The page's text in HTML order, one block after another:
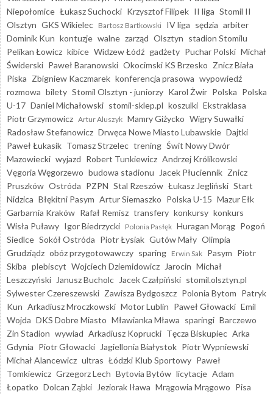
Niepołomice Łukasz Suchocki Krzysztof Filipek II liga Stomil II
Olsztyn GKS Wikielec Bartosz Bartkowski IV liga sędzia arbiter
Dominik Kun kontuzje walne zarząd Olsztyn stadion Stomilu
Pelikan Łowicz kibice Widzew Łódź gadżety Puchar Polski Michał
Świderski Paweł Baranowski Okocimski KS Brzesko Znicz Biała
Piska Zbigniew Kaczmarek konferencja prasowa wypowiedź
rozmowa bilety Stomil Olsztyn - juniorzy Karol Żwir Polska Polska
U-17 Daniel Michałowski stomil-sklep.pl koszulki Ekstraklasa
Piotr Grzymowicz Artur Aluszyk Mamry Giżycko Wigry Suwałki
Radosław Stefanowicz Drwęca Nowe Miasto Lubawskie Dajtki
Paweł Łukasik Tomasz Strzelec trening Świt Nowy Dwór
Mazowiecki wyjazd Robert Tunkiewicz Andrzej Królikowski
Vęgoria Węgorzewo budowa stadionu Jacek Płuciennik Znicz
Pruszków Ostróda PZPN Stal Rzeszów Łukasz Jegliński Start
Nidzica Błękitni Pasym Artur Siemaszko Polska U-15 Mazur Ełk
Garbarnia Kraków Rafał Remisz transfery konkursy konkurs
Wisła Puławy Igor Biedrzycki Polonia Pasłęk Huragan Morąg Pogoń
Siedlce Sokół Ostróda Piotr Łysiak Gutów Mały Olimpia
Grudziądz obóz przygotowawczy sparing Erwin Sak Pasym Piotr
Skiba plebiscyt Wojciech Dziemidowicz Jarocin Michał
Leszczyński
Janusz Bucholc Jacek Czałpiński stomil.olsztyn.pl
Sylwester Czereszewski Zawisza Bydgoszcz Polonia Bytom Patryk
Kun Arkadiusz Mroczkowski Motor Lublin Paweł Głowacki Emil
Wojda DKS Dobre Miasto Mławianka Mława sparingi Barczewo
Zin Stadion wywiad Arkadiusz Koprucki Tęcza Biskupiec Arka
Gdynia Piotr Głowacki Jagiellonia Białystok Piotr Wypniewski
Michał Alancewicz ultras Łódzki Klub Sportowy Paweł
Tomkiewicz Grzegorz Lech Bytovia Bytów licytacje Adam
Łopatko Dolcan Ząbki Jeziorak Iława Mrągowia Mrągowo Pisa